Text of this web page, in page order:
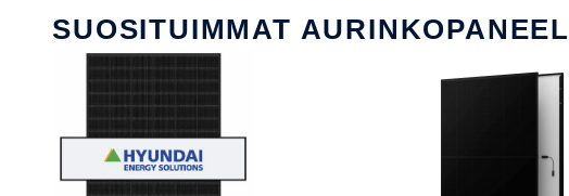
SUOSITUIMMAT